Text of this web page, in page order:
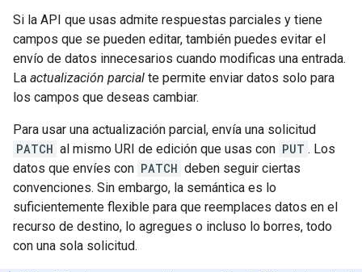
Si la API que usas admite respuestas parciales y tiene
campos que se pueden editar, también puedes evitar el
envío de datos innecesarios cuando modificas una entrada.
La actualización parcial te permite enviar datos solo para
los campos que deseas cambiar.
Para usar una actualización parcial, envía una solicitud
PATCH al mismo URI de edición que usas con PUT . Los
datos que envíes con PATCH deben seguir ciertas
convenciones. Sin embargo, la semántica es lo
suficientemente flexible para que reemplaces datos en el
recurso de destino, lo agregues o incluso lo borres, todo
con una sola solicitud.